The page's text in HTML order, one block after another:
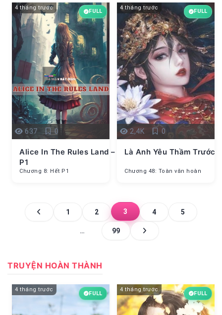
4 tháng trước
637 0
FULL
Alice In The Rules Land –
P1
Chương 8: Hết P1
4 tháng trước
2,4K 0
FULL
Là Anh Yêu Thầm Trước
Chương 48: Toàn văn hoàn
1 2 3 4 5
… 99
TRUYỆN HOÀN THÀNH
4 tháng trước
FULL
4 tháng trước
FULL